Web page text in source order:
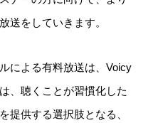
送をしていきます。
による有料放送は、Voicy
、聴くことが習慣化した
提供する選択肢となる、